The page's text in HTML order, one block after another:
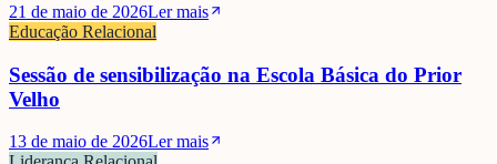
21 de maio de 2026Ler mais
Educação Relacional
Sessão de sensibilização na Escola Básica do Prior
Velho
13 de maio de 2026Ler mais